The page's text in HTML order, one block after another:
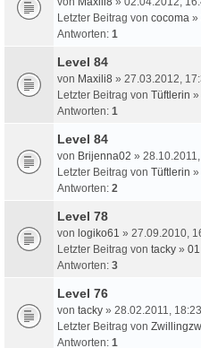
Letzter Beitrag von cocoma »
Antworten: 1
Level 84
von Maxili8 » 27.03.2012,
Letzter Beitrag von Tüftlerin »
Antworten: 1
Level 84
von Brijenna02 »
Letzter Beitrag von Tüftlerin »
Antworten: 2
Level 78
von logiko61 » 27.09.2010,
Letzter Beitrag von tacky »
Antworten: 3
Level 76
von tacky » 28.02.2011, 18:23
Letzter Beitrag von
Antworten: 1